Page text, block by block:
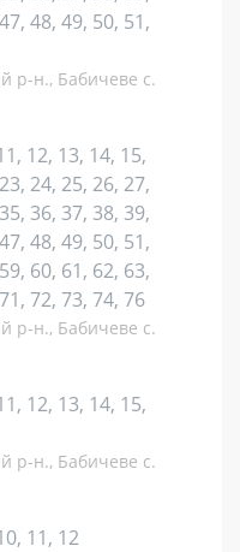
48, 49, 50, 51,
р-н., Бабичеве с.
12, 13, 14, 15,
24, 25, 26, 27,
36, 37, 38, 39,
48, 49, 50, 51,
60, 61, 62, 63,
72, 73, 74, 76
р-н., Бабичеве с.
12, 13, 14, 15,
р-н., Бабичеве с.
11, 12